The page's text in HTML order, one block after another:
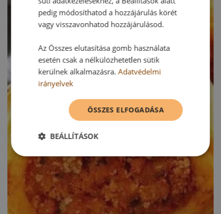
pedig módosíthatod a hozzájárulás körét
vagy visszavonhatod hozzájárulásod.
Az Összes elutasítása gomb használata
esetén csak a nélkülözhetetlen sütik
kerülnek alkalmazásra.Adatvédelmi
irányelvek
ÖSSZES ELFOGADÁSA
BEÁLLÍTÁSOK